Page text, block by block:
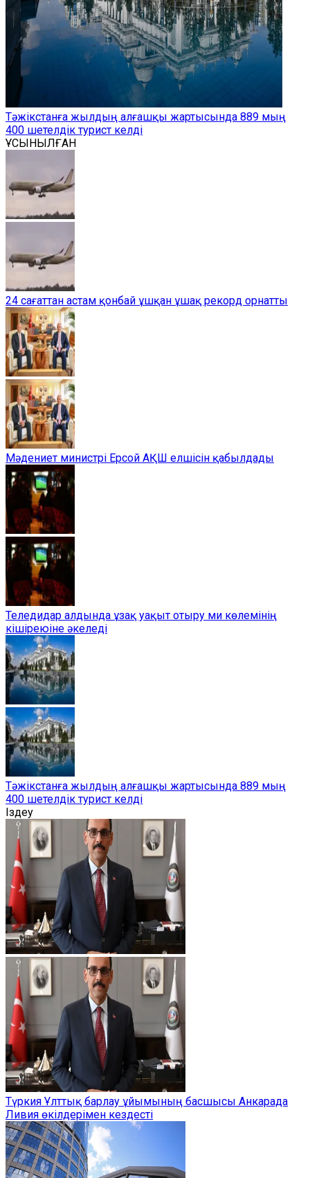
Тәжікстанға жылдың алғашқы жартысында 889 мың
400 шетелдік турист келді
ҰСЫНЫЛҒАН
24 сағаттан астам қонбай ұшқан ұшақ рекорд орнатты
Мәдениет министрі Ерсой АҚШ елшісін қабылдады
Теледидар алдында ұзақ уақыт отыру ми көлемінің
кішіреюіне әкеледі
Тәжікстанға жылдың алғашқы жартысында 889 мың
400 шетелдік турист келді
Іздеу
Түркия Ұлттық барлау ұйымының басшысы Анкарада
Ливия өкілдерімен кездесті